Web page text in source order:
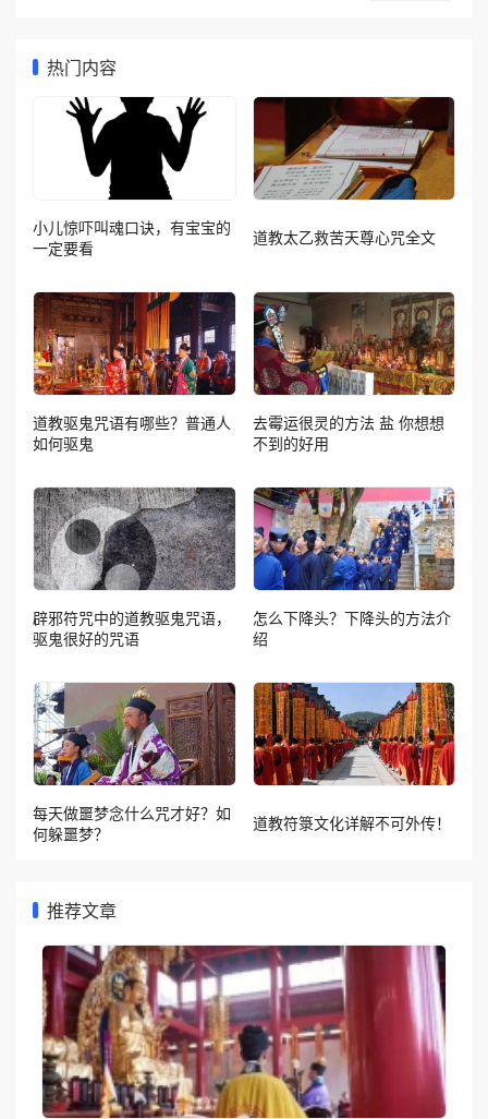
热门内容
小儿惊吓叫魂口诀，有宝宝的
一定要看
道教太乙救苦天尊心咒全文
道教驱鬼咒语有哪些？普通人
如何驱鬼
去霉运很灵的方法 盐 你想想
不到的好用
辟邪符咒中的道教驱鬼咒语，
驱鬼很好的咒语
怎么下降头？下降头的方法介
绍
每天做噩梦念什么咒才好？如
何躲噩梦？
道教符箓文化详解不可外传！
推荐文章